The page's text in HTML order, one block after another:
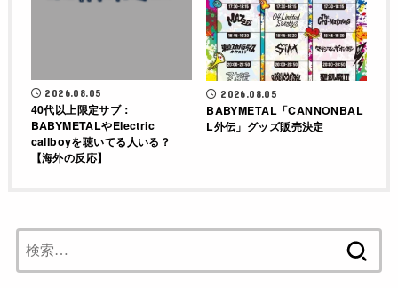
2026.08.05
40代以上限定サブ：
BABYMETALやElectric
callboyを聴いてる人いる？
【海外の反応】
2026.08.05
BABYMETAL「CANNONBAL
L外伝」グッズ販売決定
索: